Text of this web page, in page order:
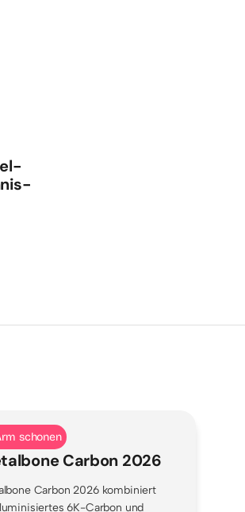
schonen
Carbon 2026
Carbon 2026 kombiniert
6K-Carbon und